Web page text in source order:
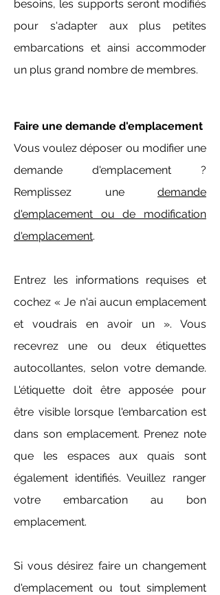
besoins, les supports seront modifiés
pour s'adapter auxplus petites
embarcations et ainsi accommoder
un plus grand nombre de membres.
Faire une demande d'emplacement
Vous voulez déposer ou modifier une
demande d'emplacement ?
Remplissez une demande
d'emplacement ou de modification
d'emplacement.
Entrez les informations requises et
cochez « Je n'ai aucun emplacement
et voudrais en avoir un ». Vous
recevrez une ou deux étiquettes
autocollantes, selon votre demande.
L'étiquette doit être apposée pour
être visible lorsque l'embarcation est
dans son emplacement. Prenez note
que les espaces aux quais sont
également identifiés. Veuillez ranger
votre embarcation au bon
emplacement.
Si vous désirez faire un changement
d'emplacement ou tout simplement